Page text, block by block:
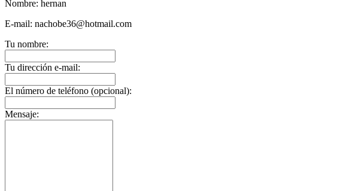
Nombre: hernan
E-mail: nachobe36@hotmail.com
Tu nombre:
Tu dirección e-mail:
El número de teléfono (opcional):
Mensaje: